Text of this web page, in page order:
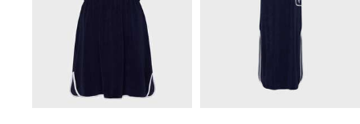
Monos
Pantalones cortos
Sudaderas
Camisetas
Ver todo Pret-a-porter